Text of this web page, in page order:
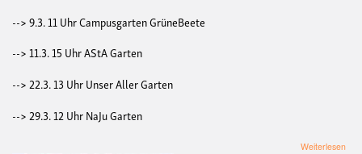
--> 9.3. 11 Uhr Campusgarten GrüneBeete
--> 11.3. 15 Uhr AStA Garten
--> 22.3. 13 Uhr Unser Aller Garten
--> 29.3. 12 Uhr NaJu Garten
Weiterlesen